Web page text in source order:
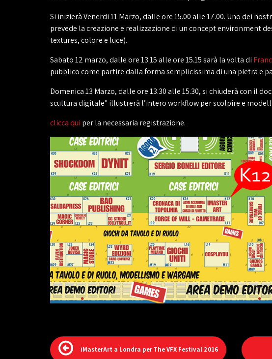
Si inizierà Venerdi 11 Marzo, dalle ore 15.00 alle 17.00. Uno dei
prevede la creazione e realizzazione di un concept environment
textures, colore e luce).
Sabato 12 marzo, dalle ore 13.15 alle ore 15.15 sarà la volta di
pubblico come partire dalla forma semplicissima di una pietra e
Domenica 13 Marzo, dalle ore 13.30 alle 15.30, si chiuderà con il
scultura digitale" illustrerà l’intero workflow per scolpire e
clicca qui per la necessaria registrazione.
iMasterArt a Londra per The VFX Festival 2016